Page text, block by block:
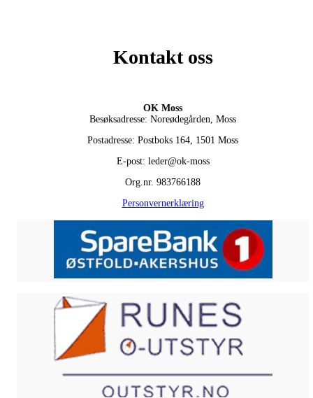
Kontakt oss
OK Moss
Besøksadresse: Noreødegården, Moss
Postadresse: Postboks 164, 1501 Moss
E-post: leder@ok-moss
Org.nr. 983766188
Personvernerklæring